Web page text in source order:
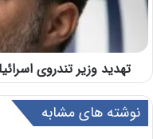
تهدید وزیر تندروی
نوشته های مشابه